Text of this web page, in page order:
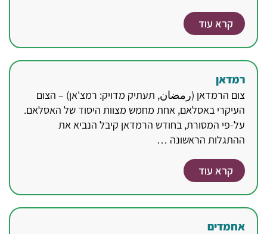
קרא עוד
רמדאן
צום הרמדאן (رمضان, תעתיק מדויק: רמצ'אן) – הצום
העיקרי באסלאם, אחת מחמש מצוות היסוד של האסלאם.
על-פי המסורת, בחודש הרמדאן קיבל הנביא את
ההתגלות הראשונה …
קרא עוד
אחמדים